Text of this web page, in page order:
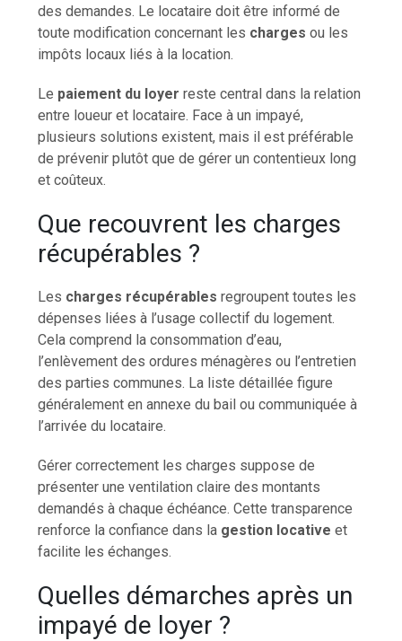
des demandes. Le locataire doit être informé de
toute modification concernant les charges ou les
impôts locaux liés à la location.
Le paiement du loyer reste central dans la relation
entre loueur et locataire. Face à un impayé,
plusieurs solutions existent, mais il est préférable
de prévenir plutôt que de gérer un contentieux long
et coûteux.
Que recouvrent les charges
récupérables ?
Les charges récupérables regroupent toutes les
dépenses liées à l’usage collectif du logement.
Cela comprend la consommation d’eau,
l’enlèvement des ordures ménagères ou l’entretien
des parties communes. La liste détaillée figure
généralement en annexe du bail ou communiquée à
l’arrivée du locataire.
Gérer correctement les charges suppose de
présenter une ventilation claire des montants
demandés à chaque échéance. Cette transparence
renforce la confiance dans la gestion locative et
facilite les échanges.
Quelles démarches après un
impayé de loyer ?